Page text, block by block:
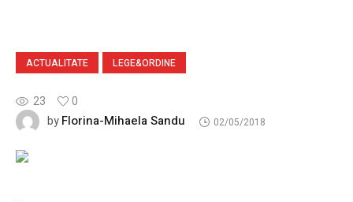
ACTUALITATE LEGE&ORDINE
23
0
byFlorina-Mihaela Sandu 02/05/2018